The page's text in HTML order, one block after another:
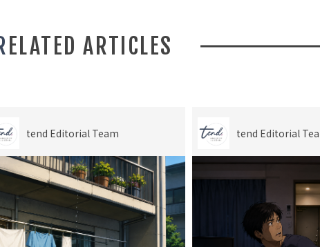
RELATED ARTICLES
tend Editorial Team tend Editorial